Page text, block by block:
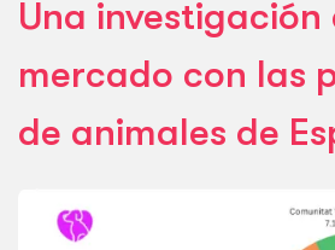
Una investigación
mercado con las
de animales de